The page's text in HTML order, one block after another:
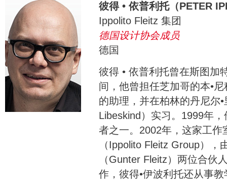
彼得 • 依普利托（PETER
Ippolito Fleitz 集团
德国设计协会成员
德国
彼得 • 依普利托曾在斯图加
间，他曾担任芝加哥的本•
的助理，并在柏林的丹尼尔
Libeskind）实习。1999年
者之一。2002年，这家工作
（Ippolito Fleitz Group），
（Gunter Fleitz）两位合伙
作，彼得•伊波利托还从事